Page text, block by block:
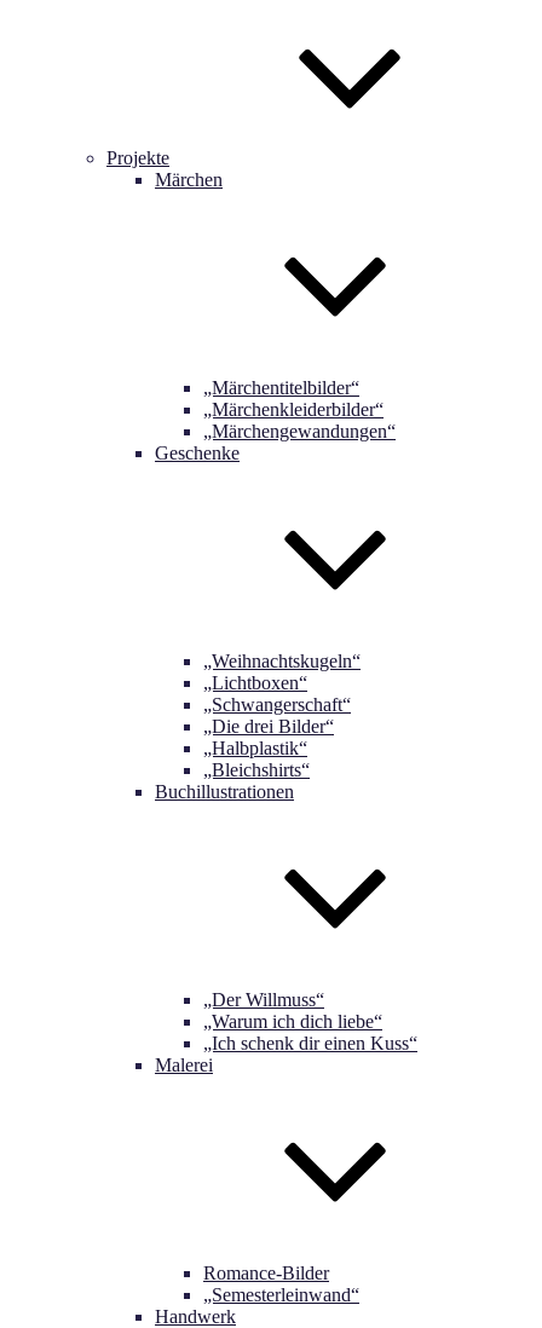
Projekte
Märchen
„Märchentitelbilder“
„Märchenkleiderbilder“
„Märchengewandungen“
Geschenke
„Weihnachtskugeln“
„Lichtboxen“
„Schwangerschaft“
„Die drei Bilder“
„Halbplastik“
„Bleichshirts“
Buchillustrationen
„Der Willmuss“
„Warum ich dich liebe“
„Ich schenk dir einen Kuss“
Malerei
Romance-Bilder
„Semesterleinwand“
Handwerk